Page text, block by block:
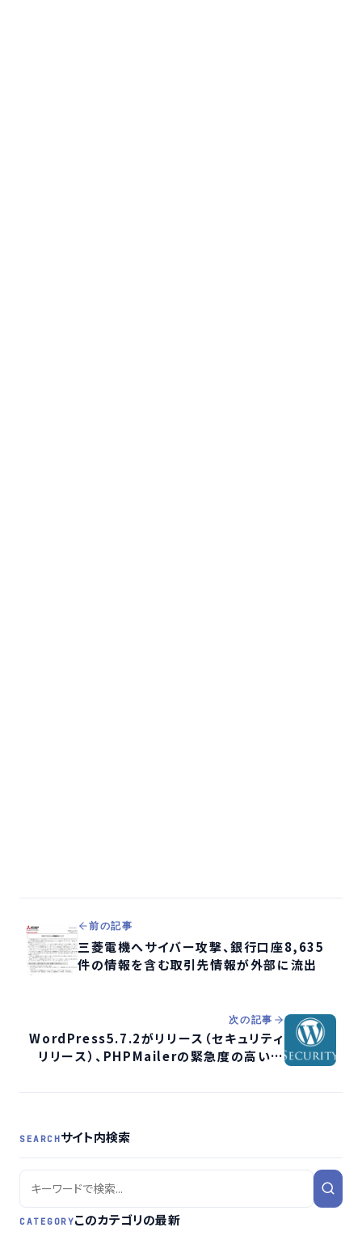
前の記事
三菱電機へサイバー攻撃、銀行口座8,635
件の情報を含む取引先情報が外部に流出
次の記事
WordPress5.7.2がリリース（セキュリティ
リリース）、PHPMailerの緊急度の高い脆
SEARCHサイト内検索
CATEGORYこのカテゴリの最新